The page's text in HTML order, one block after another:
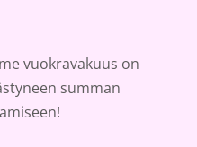
vuokravakuus on
summan